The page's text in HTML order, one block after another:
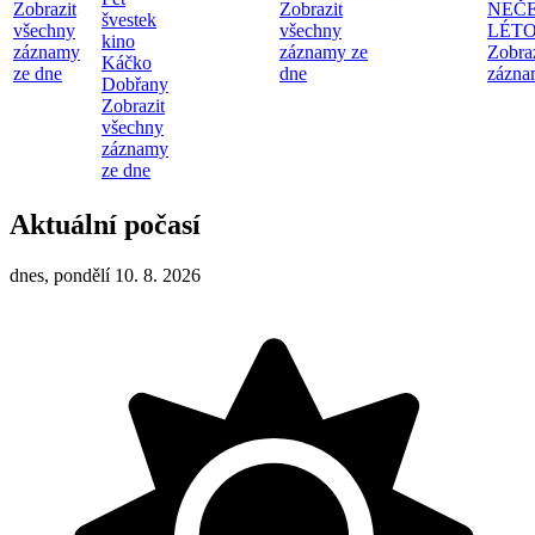
Zobrazit
všechny
záznamy
ze dne
švestek
kino
Káčko
Dobřany
Zobrazit
všechny
záznamy
ze dne
Zobrazit
všechny
záznamy ze
dne
Aktuální počasí
dnes, pondělí 10. 8. 2026